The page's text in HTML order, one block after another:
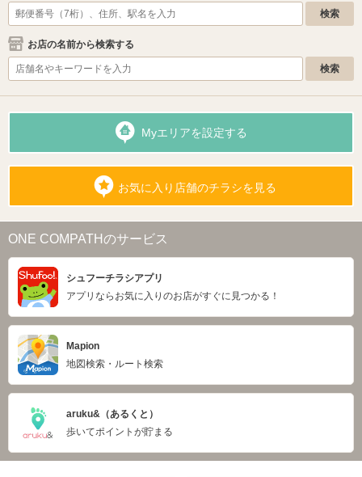
お店の名前から検索する
Myエリアを設定する
お気に入り店舗のチラシを見る
ONE COMPATHのサービス
シュフーチラシアプリ
アプリならお気に入りのお店がすぐに見つかる！
Mapion
地図検索・ルート検索
aruku&（あるくと）
歩いてポイントが貯まる